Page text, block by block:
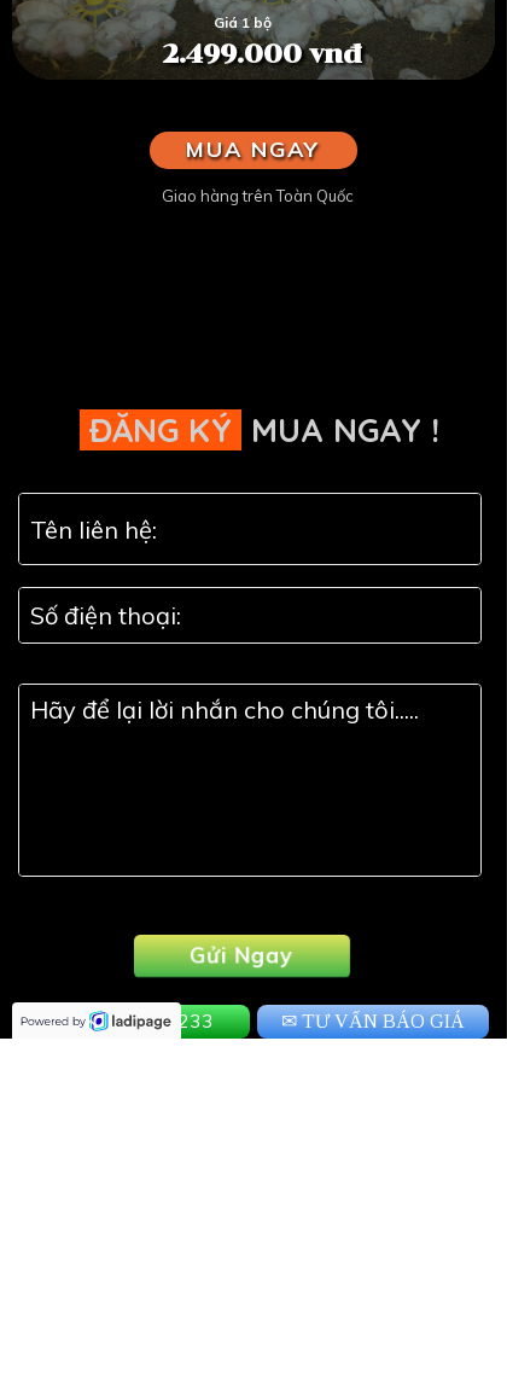
2.499.000 vnđ
Giá 1 bộ
MUA NGAY
Giao hàng trên Toàn Quốc
✉ TƯ VẤN BÁO GIÁ
☏ 0833 833 233
ĐĂNG KÝ MUA NGAY !
Gửi Ngay